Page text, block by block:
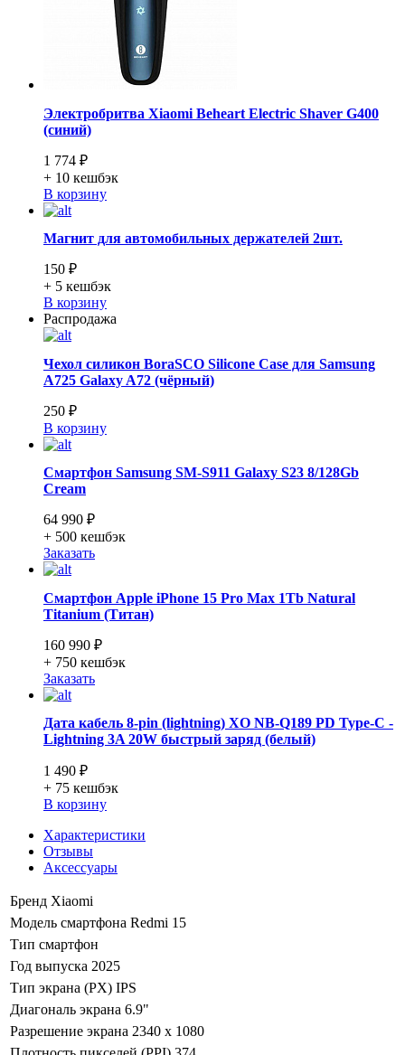
Электробритва Xiaomi Beheart Electric Shaver G400
(синий)
1 774 ₽
+ 10 кешбэк
В корзину
Магнит для автомобильных держателей 2шт.
150 ₽
+ 5 кешбэк
В корзину
Распродажа
Чехол силикон BoraSCO Silicone Case для Samsung
A725 Galaxy A72 (чёрный)
250 ₽
В корзину
Смартфон Samsung SM-S911 Galaxy S23 8/128Gb
Cream
64 990 ₽
+ 500 кешбэк
Заказать
Смартфон Apple iPhone 15 Pro Max 1Tb Natural
Titanium (Титан)
160 990 ₽
+ 750 кешбэк
Заказать
Дата кабель 8-pin (lightning) XO NB-Q189 PD Type-C -
Lightning 3A 20W быстрый заряд (белый)
1 490 ₽
+ 75 кешбэк
В корзину
Характеристики
Отзывы
Аксессуары
Бренд Xiaomi
Модель смартфона Redmi 15
Тип смартфон
Год выпуска 2025
Тип экрана (PX) IPS
Диагональ экрана 6.9"
Разрешение экрана 2340 x 1080